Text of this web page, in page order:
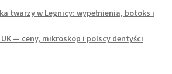
twarzy w Legnicy: wypełnienia, botoks i
UK — ceny, mikroskop i polscy dentyści